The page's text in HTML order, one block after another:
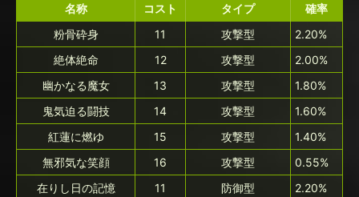
名称 コスト タイプ
確率
粉骨砕身
11 攻撃型
2.20%
絶体絶命
12 攻撃型
2.00%
幽かなる魔女
13 攻撃型
1.80%
鬼気迫る闘技
14 攻撃型
1.60%
紅蓮に燃ゆ
15 攻撃型
1.40%
無邪気な笑顔
16 攻撃型
0.55%
在りし日の記憶
11 防御型
2.20%